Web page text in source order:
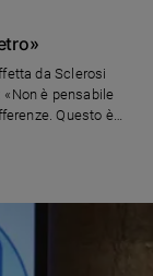
da Sclerosi
è pensabile
Questo è
e mi sento di